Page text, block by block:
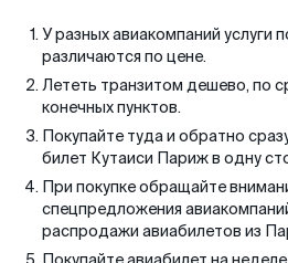
У разных авиакомпаний услуги
различаются по цене.
Лететь транзитом дешево, по
конечных пунктов.
Покупайте туда и обратно
билет Кутаиси Париж в одну
При покупке обращайте
спецпредложения
распродажи авиабилетов из